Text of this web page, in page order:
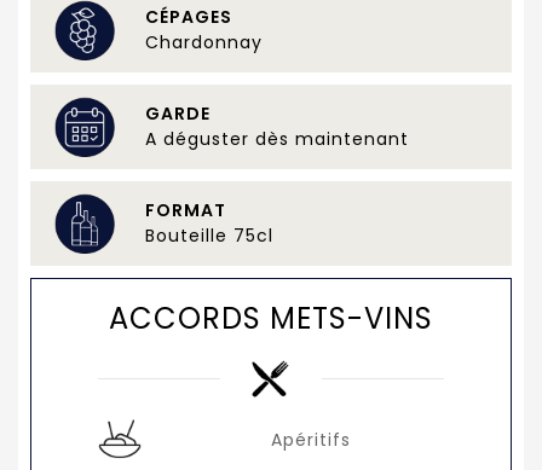
CÉPAGES
Chardonnay
GARDE
A déguster dès maintenant
FORMAT
Bouteille 75cl
ACCORDS METS-VINS
Apéritifs